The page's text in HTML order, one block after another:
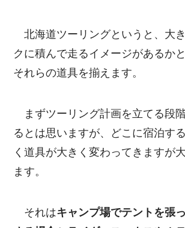
北海道ツーリングというと、大
クに積んで走るイメージがあるか
それらの道具を揃えます。
まずツーリング計画を立てる段
るとは思いますが、どこに宿泊す
く道具が大きく変わってきますが
ます。
それはキャンプ場でテントを張